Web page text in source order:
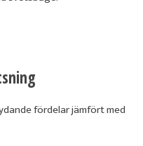
fördelar jämfört med